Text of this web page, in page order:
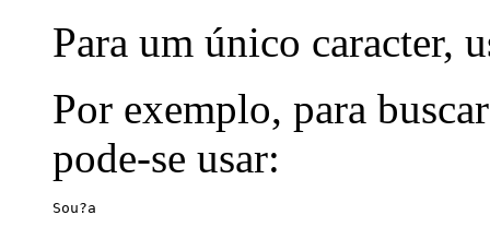
Para um único caracter,
Por exemplo, para
pode-se usar:
Sou?a